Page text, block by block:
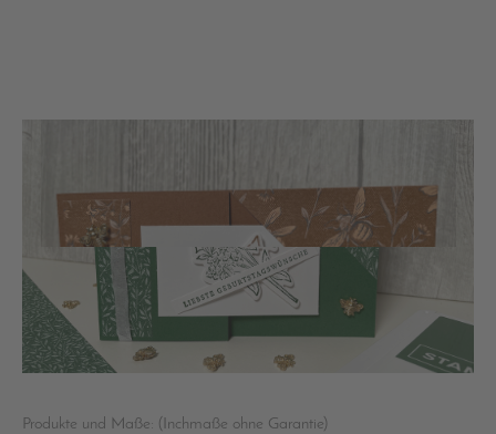
Produkte und Maße: (Inchmaße ohne Garantie)